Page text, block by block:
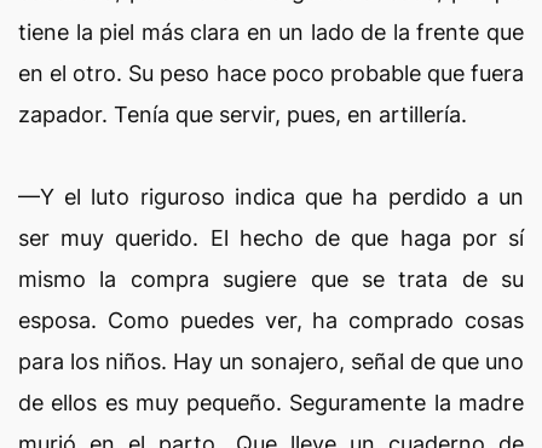
tiene la piel más clara en un lado de la frente que
en el otro. Su peso hace poco probable que fuera
zapador. Tenía que servir, pues, en artillería.
—Y el luto riguroso indica que ha perdido a un
ser muy querido. El hecho de que haga por sí
mismo la compra sugiere que se trata de su
esposa. Como puedes ver, ha comprado cosas
para los niños. Hay un sonajero, señal de que uno
de ellos es muy pequeño. Seguramente la madre